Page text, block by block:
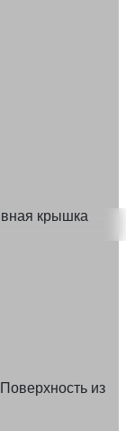
Поверхность из